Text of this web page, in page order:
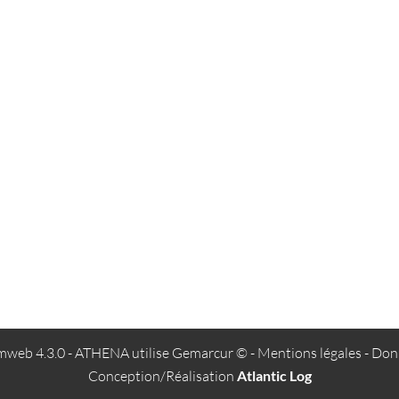
4.3.0- ATHENA utilise Gemarcur ©- Mentions légales -
Conception/Réalisation Atlantic Log